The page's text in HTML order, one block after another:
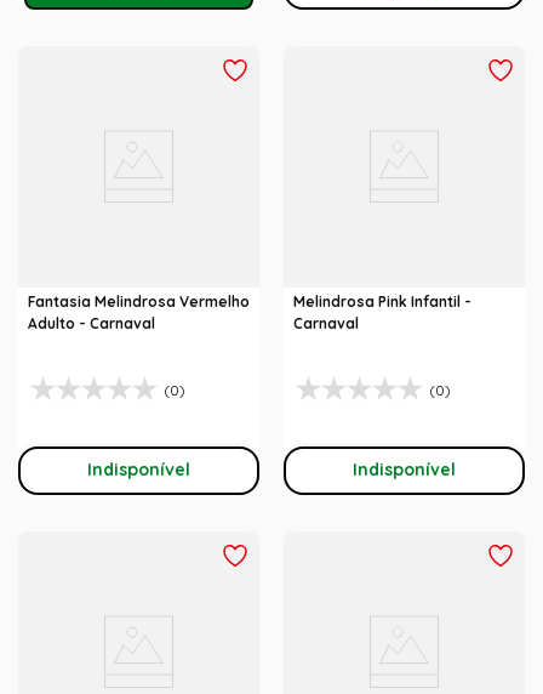
Fantasia Melindrosa Vermelho
Adulto - Carnaval
(0)
Indisponível
Melindrosa Pink Infantil -
Carnaval
(0)
Indisponível